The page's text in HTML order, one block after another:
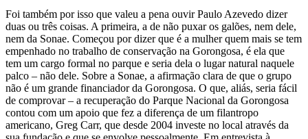
Foi também por isso que valeu a pena ouvir Paulo Azevedo dizer
duas ou três coisas. A primeira, a de não puxar os galões, nem dele,
nem da Sonae. Começou por dizer que é a mulher quem mais se tem
empenhado no trabalho de conservação na Gorongosa, é ela que
tem um cargo formal no parque e seria dela o lugar natural naquele
palco – não dele. Sobre a Sonae, a afirmação clara de que o grupo
não é um grande financiador da Gorongosa. O que, aliás, seria fácil
de comprovar – a recuperação do Parque Nacional da Gorongosa
contou com um apoio que fez a diferença de um filantropo
americano, Greg Carr, que desde 2004 investe no local através da